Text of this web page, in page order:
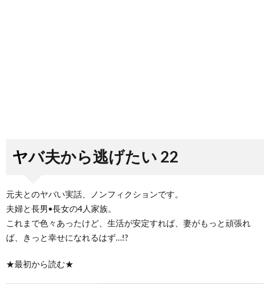
ヤバ夫から逃げたい 22
元夫とのヤバい実話、ノンフィクションです。
夫婦と長男•長女の4人家族。
これまで色々あったけど、生活が安定すれば、妻がもっと頑張れ
ば、きっと幸せになれるはず…!?
★最初から読む★